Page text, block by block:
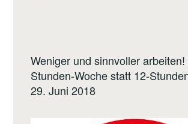
Weniger und sinnvoller
Stunden-Woche statt 12-
29. Juni 2018